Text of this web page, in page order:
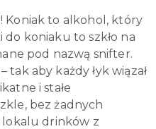
Koniak to alkohol, który
koniaku to szkło na
pod nazwą snifter.
aby każdy łyk wiązał
i stałe
bez żadnych
lokalu drinków z